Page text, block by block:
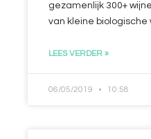
gezamenlijk 300+
van kleine
LEES VERDER »
06/05/2019 10:58